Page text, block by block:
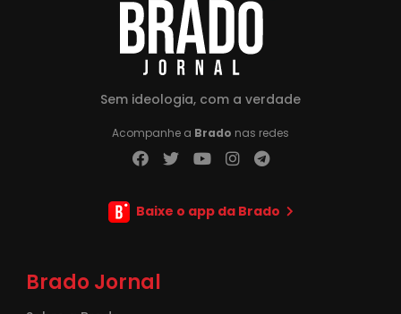
Sem ideologia, com a verdade
Acompanhe a Brado nas redes
Baixe o app da Brado
Brado Jornal